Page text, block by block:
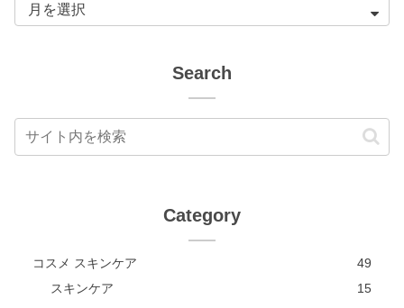
Search
Category
コスメ スキンケア
49
スキンケア
15